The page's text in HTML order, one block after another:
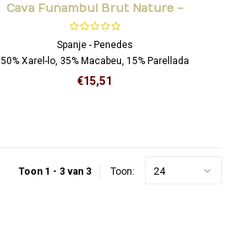
Cava Funambul Brut Nature -
Equilibri natural
Spanje - Penedes
50% Xarel-lo, 35% Macabeu, 15% Parellada
€15,51
Toon 1 - 3 van 3 Toon: 24